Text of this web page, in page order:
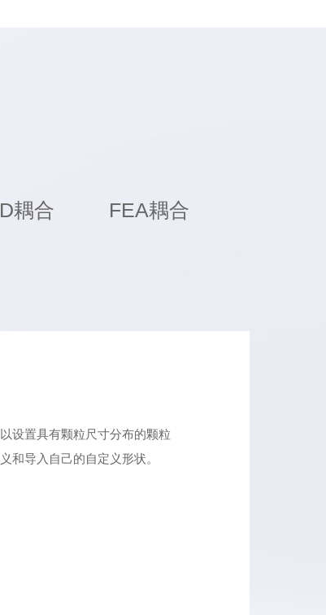
耦合 FEA耦合
设置具有颗粒尺寸分布的颗粒
和导入自己的自定义形状。